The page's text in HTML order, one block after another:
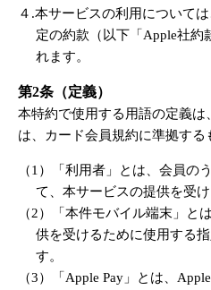
４.本サービスの利用について
定の約款（以下「Apple社約
れます。
第2条（定義）
本特約で使用する用語の定義
は、カード会員規約に準拠する
（1）「利用者」とは、会員の
て、本サービスの提供を受け
（2）「本件モバイル端末」と
供を受けるために使用する
す。
（3）「Apple Pay」とは、